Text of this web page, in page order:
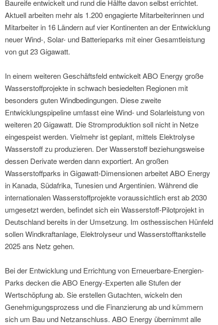
Baureife entwickelt und rund die Hälfte davon selbst errichtet.
Aktuell arbeiten mehr als 1.200 engagierte Mitarbeiterinnen und
Mitarbeiter in 16 Ländern auf vier Kontinenten an der Entwicklung
neuer Wind-, Solar- und Batterieparks mit einer Gesamtleistung
von gut 23 Gigawatt.
In einem weiteren Geschäftsfeld entwickelt ABO Energy große
Wasserstoffprojekte in schwach besiedelten Regionen mit
besonders guten Windbedingungen. Diese zweite
Entwicklungspipeline umfasst eine Wind- und Solarleistung von
weiteren 20 Gigawatt. Die Stromproduktion soll nicht in Netze
eingespeist werden. Vielmehr ist geplant, mittels Elektrolyse
Wasserstoff zu produzieren. Der Wasserstoff beziehungsweise
dessen Derivate werden dann exportiert. An großen
Wasserstoffparks in Gigawatt-Dimensionen arbeitet ABO Energy
in Kanada, Südafrika, Tunesien und Argentinien. Während die
internationalen Wasserstoffprojekte voraussichtlich erst ab 2030
umgesetzt werden, befindet sich ein Wasserstoff-Pilotprojekt in
Deutschland bereits in der Umsetzung. Im osthessischen Hünfeld
sollen Windkraftanlage, Elektrolyseur und Wasserstofftankstelle
2025 ans Netz gehen.
Bei der Entwicklung und Errichtung von Erneuerbare-Energien-
Parks decken die ABO Energy-Experten alle Stufen der
Wertschöpfung ab. Sie erstellen Gutachten, wickeln den
Genehmigungsprozess und die Finanzierung ab und kümmern
sich um Bau und Netzanschluss. ABO Energy übernimmt alle